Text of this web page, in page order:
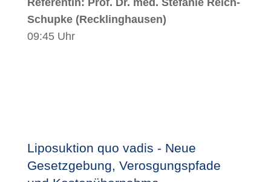
Schupke(Recklinghausen)
09:45 Uhr
Liposuktion quo vadis - Neue
Gesetzgebung, Verosgungspfade